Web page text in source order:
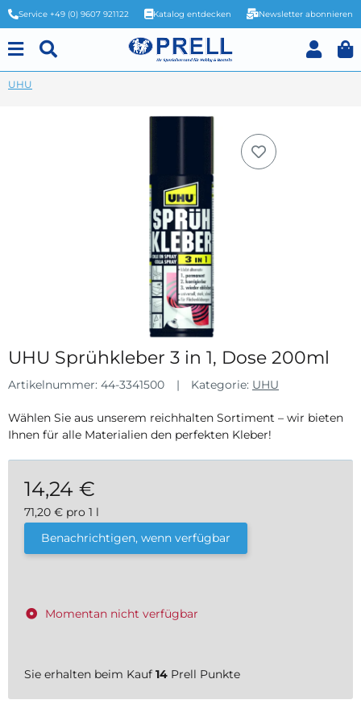
Service +49 (0) 9607 921122 Katalog entdecken Newsletter abonnieren
UHU
UHU Sprühkleber 3 in 1, Dose 200ml
Artikelnummer: 44-3341500 Kategorie: UHU
Wählen Sie aus unserem reichhalten Sortiment – wir bieten
Ihnen für alle Materialien den perfekten Kleber!
14,24 €
71,20 € pro 1 l
inkl. 19% USt. , zzgl.
Benachrichtigen, wenn verfügbar
Momentan nicht verfügbar
Sie erhalten beim Kauf 14 Prell Punkte